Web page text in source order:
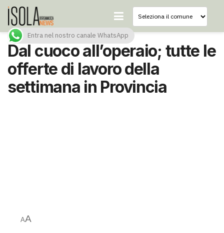
Dal cuoco all’operaio; tutte le
offerte di lavoro della
settimana in Provincia
AA
Entra nel nostro canale WhatsApp